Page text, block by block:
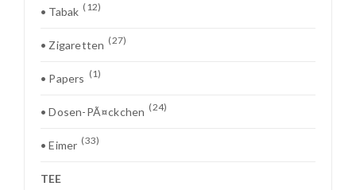
• Tabak (12)
• Zigaretten (27)
• Papers (1)
• Dosen-PÃ¤ckchen (24)
• Eimer (33)
TEE